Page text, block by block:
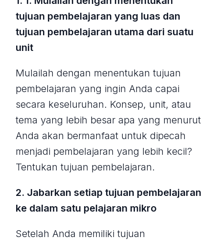
tujuan pembelajaran yang luas dan
tujuan pembelajaran utama dari suatu
unit
Mulailah dengan menentukan tujuan
pembelajaran yang ingin Anda capai
secara keseluruhan. Konsep, unit, atau
tema yang lebih besar apa yang menurut
Anda akan bermanfaat untuk dipecah
menjadi pembelajaran yang lebih kecil?
Tentukan tujuan pembelajaran.
2. Jabarkan setiap tujuan pembelajaran
ke dalam satu pelajaran mikro
Setelah Anda memiliki tujuan